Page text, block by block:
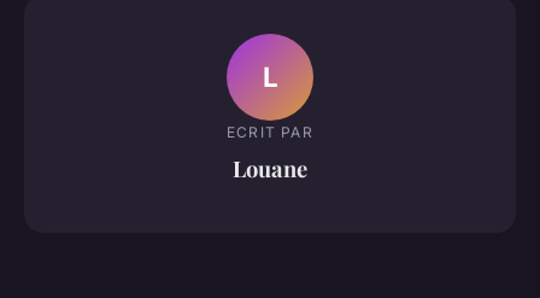
L
ECRIT PAR
Louane